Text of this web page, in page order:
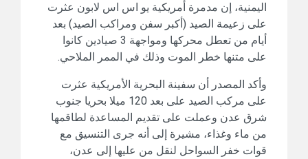
اليمنية، إن مدمرة أمريكية يو اس اس لابون عثرت
على زعيمة الصيد (أكبر سفن ومراكب الصيد) بعد
أيام من تعطل محركها ومواجهة 3 صيادين كانوا
على متنها خطر الموت وذلك في الممر الملاحي.
وأكد المصدر أن سفينة البحرية الأمريكية عثرت
على مركب الصيد على بعد 120 ميلا بحريا جنوب
شرق عدن وعملت على تقديم المساعدة لطاقمها
من ماء وغذاء، مشيرة إلى أنه جرى التنسيق مع
قوات خفر السواحل لنقل من عليها إلى عدن،